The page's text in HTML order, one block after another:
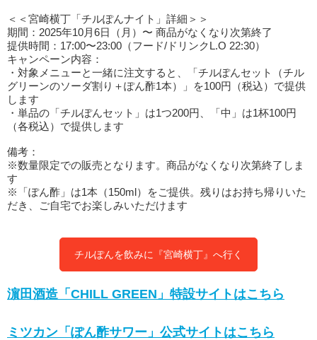
＜＜宮崎横丁「チルぽんナイト」詳細＞＞
期間：2025年10月6日（月）〜 商品がなくなり次第終了
提供時間：17:00〜23:00（フード/ドリンクL.O 22:30）
キャンペーン内容：
・対象メニューと一緒に注文すると、「チルぽんセット（チル
グリーンのソーダ割り＋ぽん酢1本）」を100円（税込）で提供
します
・単品の「チルぽんセット」は1つ200円、「中」は1杯100円
（各税込）で提供します
備考：
※数量限定での販売となります。商品がなくなり次第終了しま
す
※「ぽん酢」は1本（150ml）をご提供。残りはお持ち帰りいた
だき、ご自宅でお楽しみいただけます
チルぽんを飲みに『宮崎横丁』へ行く
濵田酒造「CHILL GREEN」特設サイトはこちら
ミツカン「ぽん酢サワー」公式サイトはこちら